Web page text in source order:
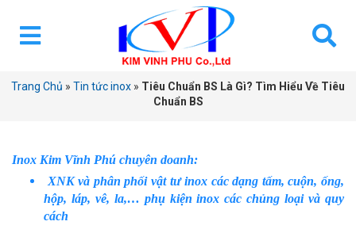
Trang Chủ » Tin tức inox » Tiêu Chuẩn BS Là Gì? Tìm Hiểu Về Tiêu
Chuẩn BS
Inox Kim Vĩnh Phú chuyên doanh:
XNK và phân phối vật tư inox các dạng tấm, cuộn, ống,
hộp, láp, vê, la,… phụ kiện inox các chủng loại và quy
cách